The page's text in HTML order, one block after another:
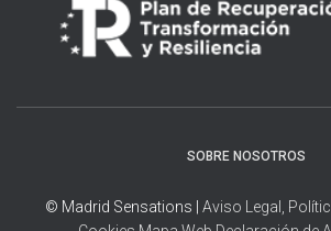
SOBRE NOSOTROS
© Madrid Sensations | Aviso Legal,